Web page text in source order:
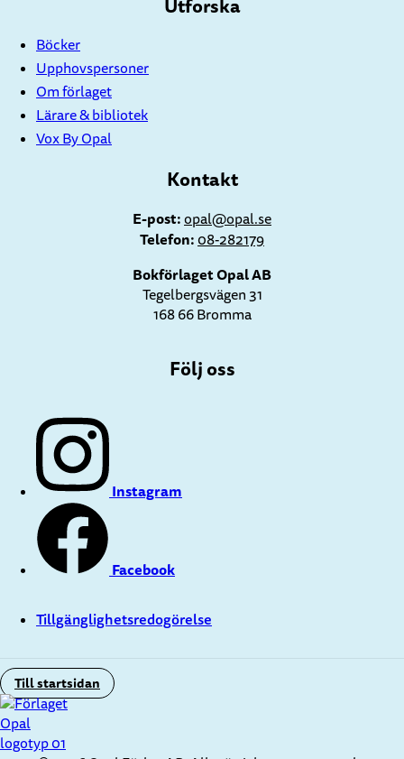
Utforska
Böcker
Upphovspersoner
Om förlaget
Lärare & bibliotek
Vox By Opal
Kontakt
E-post:opal@opal.se
Telefon:08-282179
Bokförlaget Opal AB
Tegelbergsvägen 31
168 66 Bromma
Följ oss
Instagram
Facebook
Tillgänglighetsredogörelse
Till startsidan